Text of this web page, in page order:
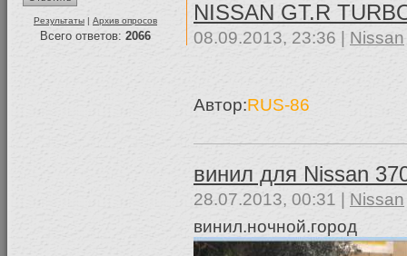
Результаты | Архив опросов
Всего ответов: 2066
NISSAN GT.R
08.09.2013, 23:36 | Nissan
Aвтор:RUS-86
винил для Nissan
28.07.2013, 00:31 | Nissan
винил.ночной.город